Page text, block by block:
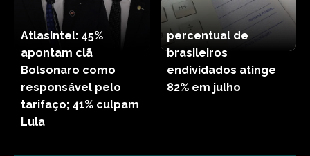
AtlasIntel: 45%
apontam clã
Bolsonaro como
responsável pelo
tarifaço; 41% culpam
Lula
percentual de
brasileiros
endividados atinge
82% em julho